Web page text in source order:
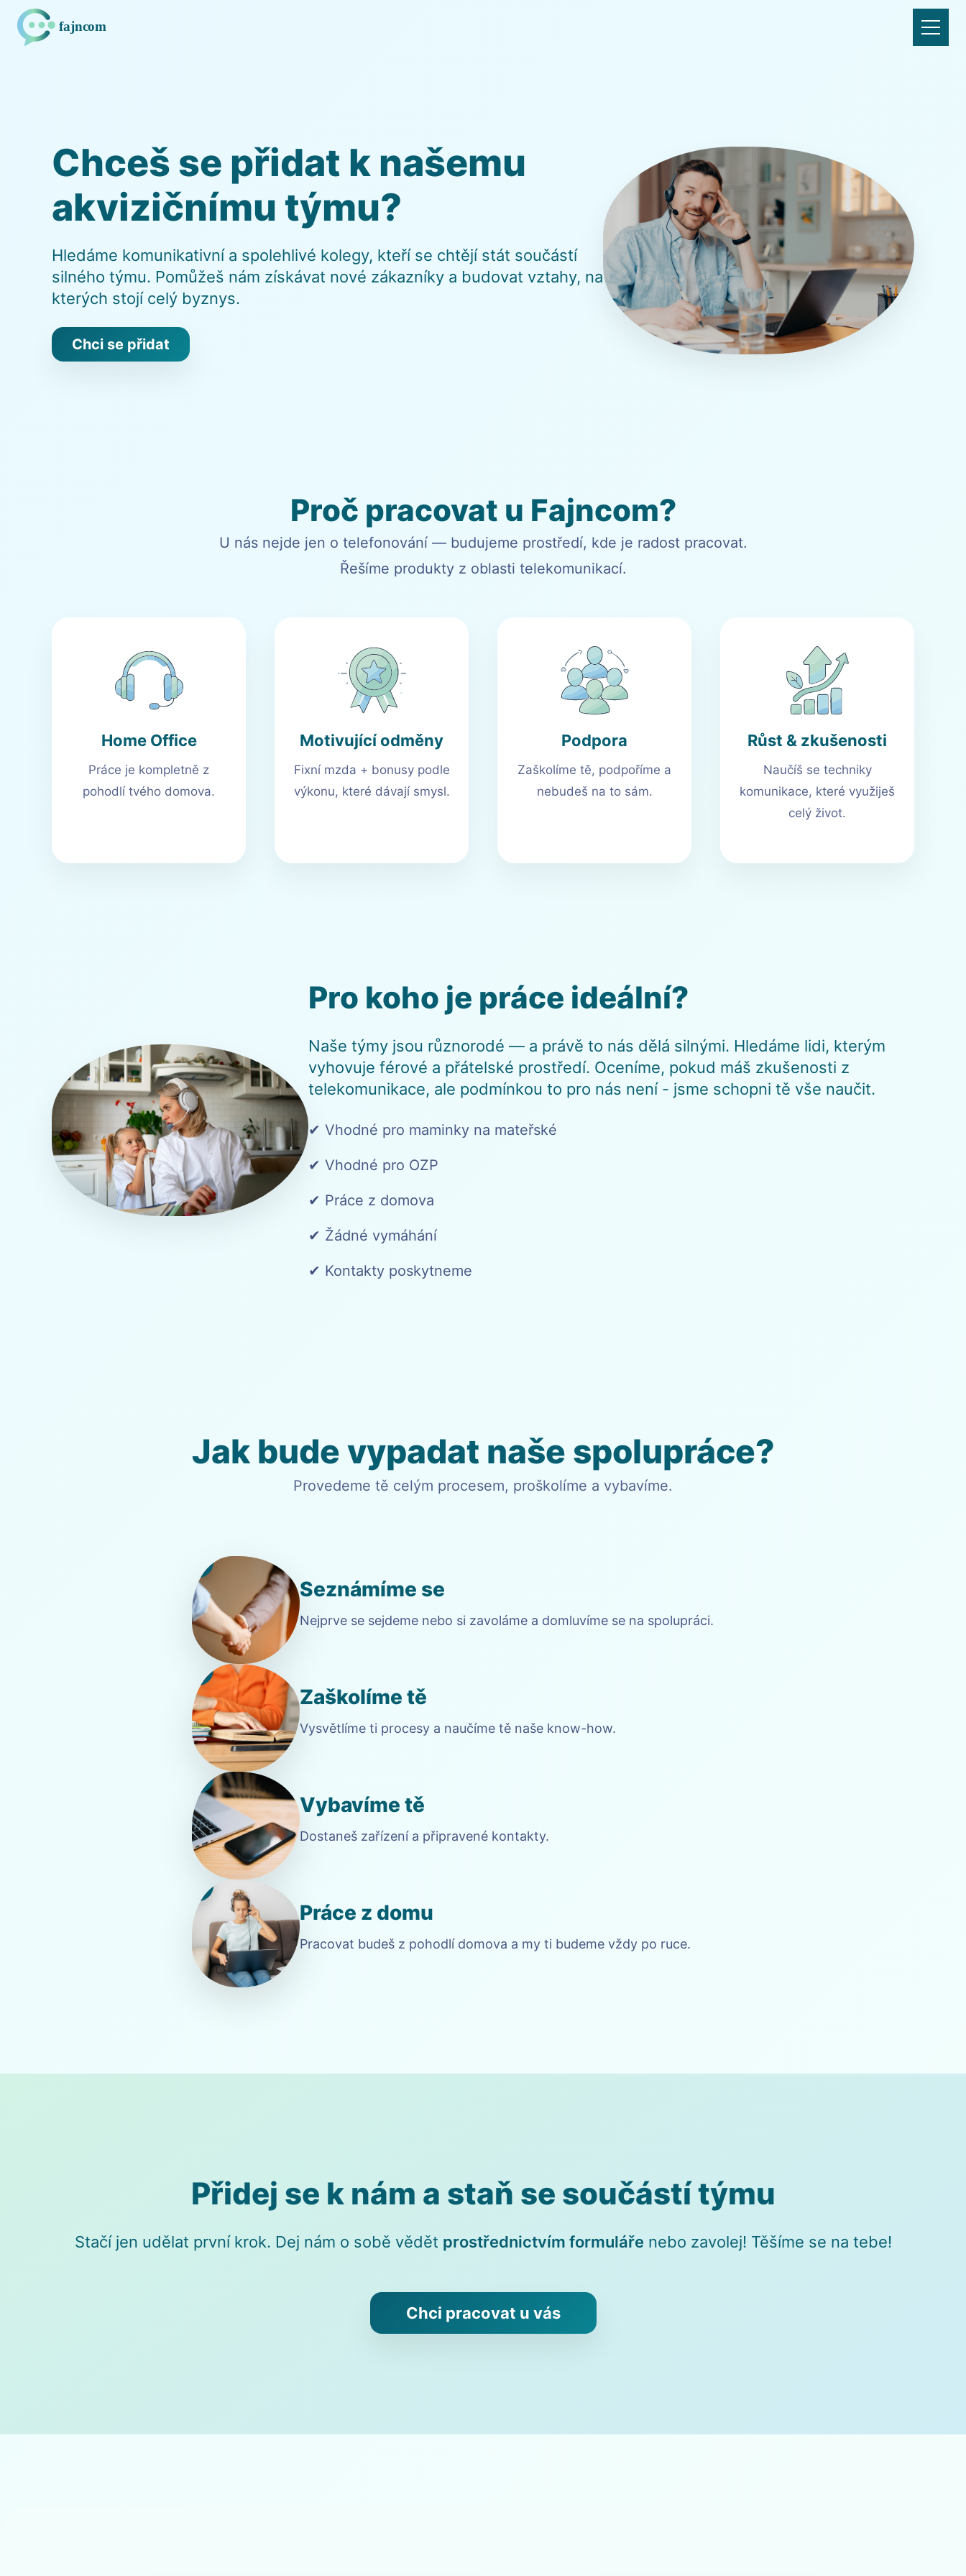
Chceš se přidat k našemu
akvizičnímu týmu?
Hledáme komunikativní a spolehlivé kolegy, kteří se chtějí stát součástí
silného týmu. Pomůžeš nám získávat nové zákazníky a budovat vztahy, na
kterých stojí celý byznys.
Chci se přidat
Proč pracovat u Fajncom?
U nás nejde jen o telefonování — budujeme prostředí, kde je radost pracovat.
Řešíme produkty z oblasti telekomunikací.
Home Office
Práce je kompletně z
pohodlí tvého domova.
Motivující odměny
Fixní mzda + bonusy podle
výkonu, které dávají smysl.
Podpora
Zaškolíme tě, podpoříme a
nebudeš na to sám.
Růst & zkušenosti
Naučíš se techniky
komunikace, které využiješ
celý život.
Pro koho je práce ideální?
Naše týmy jsou různorodé — a právě to nás dělá silnými. Hledáme lidi, kterým
vyhovuje férové a přátelské prostředí. Oceníme, pokud máš zkušenosti z
telekomunikace, ale podmínkou to pro nás není - jsme schopni tě vše naučit.
✔ Vhodné pro maminky na mateřské
✔ Vhodné pro OZP
✔ Práce z domova
✔ Žádné vymáhání
✔ Kontakty poskytneme
Jak bude vypadat naše spolupráce?
Provedeme tě celým procesem, proškolíme a vybavíme.
Seznámíme se
Nejprve se sejdeme nebo si zavoláme a domluvíme se na spolupráci.
Zaškolíme tě
Vysvětlíme ti procesy a naučíme tě naše know-how.
Vybavíme tě
Dostaneš zařízení a připravené kontakty.
Práce z domu
Pracovat budeš z pohodlí domova a my ti budeme vždy po ruce.
Přidej se k nám a staň se součástí týmu
Stačí jen udělat první krok. Dej nám o sobě vědět prostřednictvím formuláře nebo zavolej! Těšíme se na tebe!
Chci pracovat u vás